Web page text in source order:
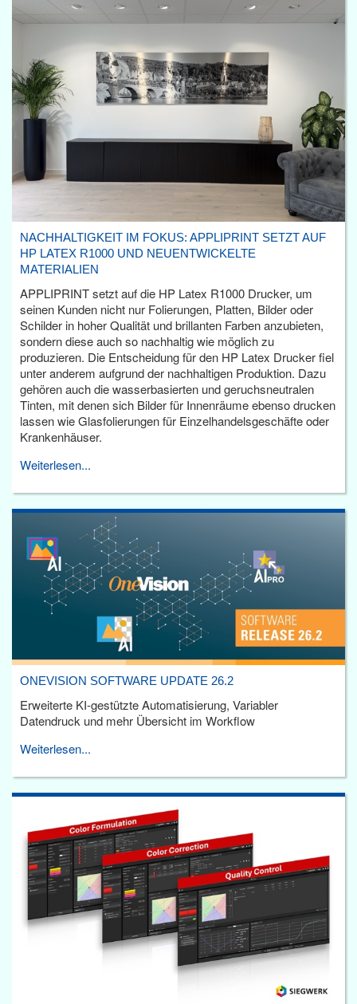
NACHHALTIGKEIT IM FOKUS: APPLIPRINT SETZT AUF
HP LATEX R1000 UND NEUENTWICKELTE
MATERIALIEN
APPLIPRINT setzt auf die HP Latex R1000 Drucker, um
seinen Kunden nicht nur Folierungen, Platten, Bilder oder
Schilder in hoher Qualität und brillanten Farben anzubieten,
sondern diese auch so nachhaltig wie möglich zu
produzieren. Die Entscheidung für den HP Latex Drucker fiel
unter anderem aufgrund der nachhaltigen Produktion. Dazu
gehören auch die wasserbasierten und geruchsneutralen
Tinten, mit denen sich Bilder für Innenräume ebenso drucken
lassen wie Glasfolierungen für Einzelhandelsgeschäfte oder
Krankenhäuser.
Weiterlesen...
ONEVISION SOFTWARE UPDATE 26.2
Erweiterte KI-gestützte Automatisierung, Variabler
Datendruck und mehr Übersicht im Workflow
Weiterlesen...